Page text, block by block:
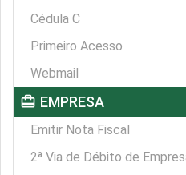
Cédula C
Primeiro Acesso
Webmail
card_travel EMPRESA
Emitir Nota Fiscal
2ª Via de Débito de